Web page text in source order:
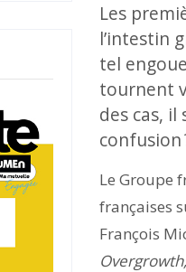
Les
l’intestin
tel
tournent
des cas,
confusion
Le Groupe
françaises
François